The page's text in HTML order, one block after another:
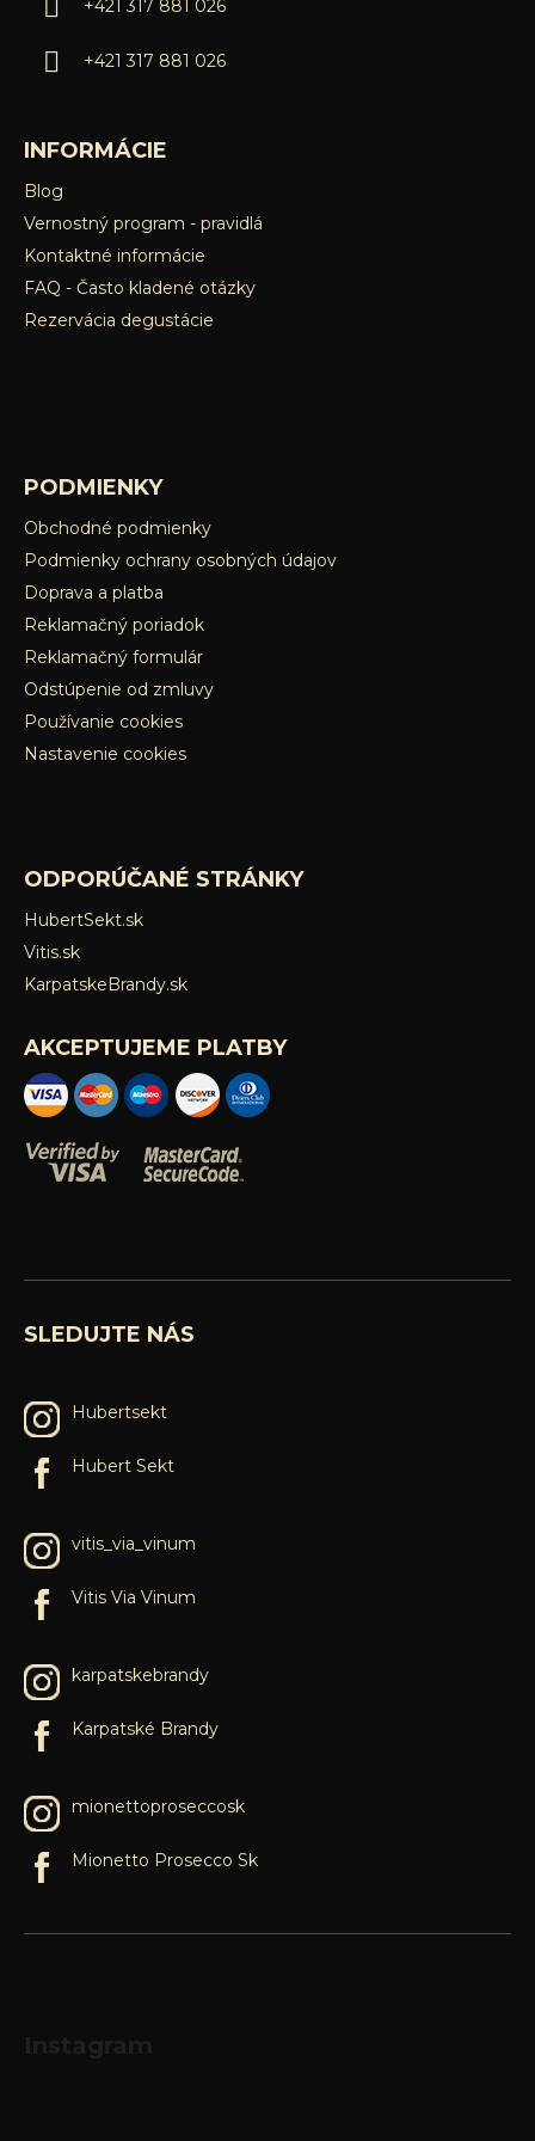
+421 317 881 026
+421 317 881 026
INFORMÁCIE
Blog
Vernostný program - pravidlá
Kontaktné informácie
FAQ - Často kladené otázky
Rezervácia degustácie
PODMIENKY
Obchodné podmienky
Podmienky ochrany osobných údajov
Doprava a platba
Reklamačný poriadok
Reklamačný formulár
Odstúpenie od zmluvy
Používanie cookies
Nastavenie cookies
ODPORÚČANÉ STRÁNKY
HubertSekt.sk
Vitis.sk
KarpatskeBrandy.sk
AKCEPTUJEME PLATBY
SLEDUJTE NÁS
Hubertsekt
Hubert Sekt
vitis_via_vinum
Vitis Via Vinum
karpatskebrandy
Karpatské Brandy
mionettoproseccosk
Mionetto Prosecco Sk